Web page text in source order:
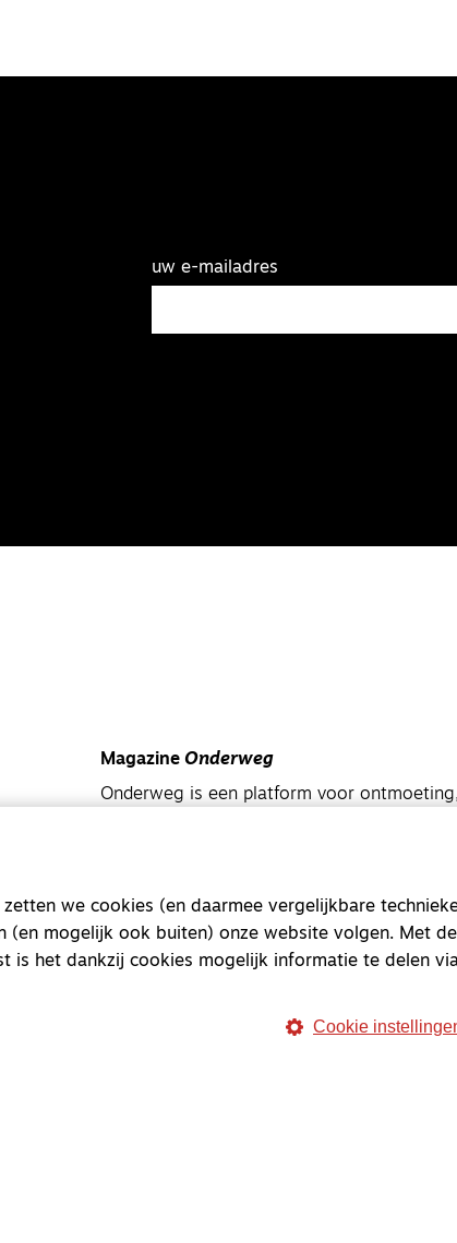
uw e-mailadres
Magazine Onderweg
Onderweg is een platform voor
Kvk-nummer 33277063
NL46 INGB 0117 5827 86
we cookies (en daarmee vergelijkbare
mogelijk ook buiten) onze website volgen. Met
is het dankzij cookies mogelijk informatie te delen
Cookie